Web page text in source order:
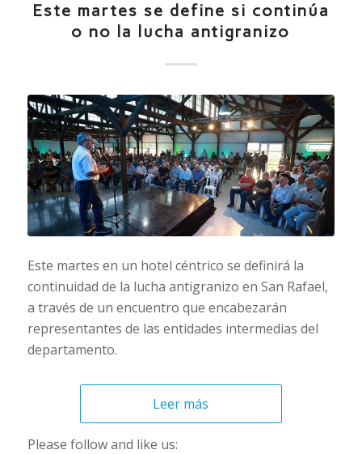
Este martes se define si continúa
o no la lucha antigranizo
Este martes en un hotel céntrico se definirá la
continuidad de la lucha antigranizo en San Rafael,
a través de un encuentro que encabezarán
representantes de las entidades intermedias del
departamento.
Leer más
Please follow and like us: